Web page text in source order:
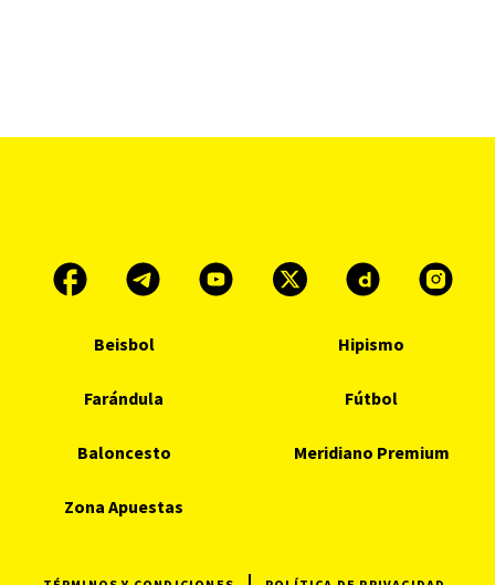
Beisbol Hipismo
Farándula Fútbol
Baloncesto Meridiano Premium
Zona Apuestas